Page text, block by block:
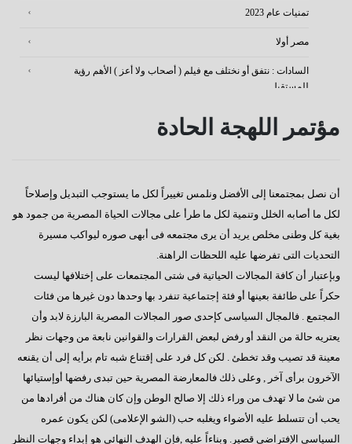
تمنيات عام 2023
مصر أولا
السادات : نتفق أو نختلف مع فيلم ( أصحاب ولا أعز ) الأهم رؤية
للمستقبل
كفانا إدانات
رسالة إلى النائب / على عبد العال
كورونا وأخواتها كشفوا هشاشة كيانات عربية كبرى
إفتكاسة أبو شقة إحدى عجائب وغرائب البرلمان
هذا هو المتوقع والمنتظر
إطلالة عام جديد
تغييب القوى الوطنية
هل يطول الإنتظار ؟
السادات : رحيل مرسى كشف عن آفة مجتمعية خطيرة
مؤتمر اللهجة الحادة
أن نصل بمجتمعنا إلى الأفضل ونلمس تغييراً لكل ما يستوجب التبديل وإصلاحاً
لكل ما أصابه الخلل وتنمية لكل ما طرأ على مجالات الحياة المصرية من جمود هو
بغية كل وطنى مخلص يريد أن يرى مجتمعه فى أبهى صوره ليواكب مسيرة
التحديات التى تفرضها عليه اللحظات الراهنة.
وبإعتبار أن كافة المجالات الحياتية فى شتى المجتمعات على إختلافها ليست
حكراً على طائفة بعينها أو فئة إجتماعية تنفرد بها وحدها دون غيرها من فئات
المجتمع . فالمجال السياسى كإحدى صور المجالات المصرية البارزة لابد وأن
يعتريه حالة من النقد أو رفض لبعض القرارات والقوانين نابعة من وجهات نظر
معينة قد تصيب وقد تخطئ . لكن كل فرد على إقتناع شبه تام برأيه إلى أن يقنعه
الآخرون برأى آخر , وعلى ذلك فالمعارضة المصرية حين تبدى رفضها أوإستيائها
من شئ ما لا تهدف من وراء ذلك إلا صالح الوطن وإن كان هناك من أفرادها من
يحب أن تتسلط عليه الأضواء ويغلبه حب (الشو الإعلامى) لكن يكون عمره
السياسى الإفتراضى قصير. وبناءاً عليه ,فإن الهدف النهائى هو إبداء وجهات النظر